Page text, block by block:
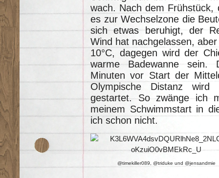
wach. Nach dem Frühstück,
es zur Wechselzone die
sich etwas beruhigt, der
Wind hat nachgelassen,
10°C, dagegen wird der
warme Badewanne sein.
Minuten vor Start der
Olympische Distanz
gestartet. So zwänge ich
meinem Schwimmstart in
ich schon nicht.
@timekiller089, @triduke und @jensandmie